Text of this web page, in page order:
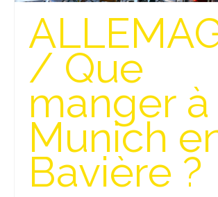
Isla del Sol
Lac Titicaca
Salar d’Uyuni
Chili
Paraguay
/ Que
manger à
Munich
Bavière ?